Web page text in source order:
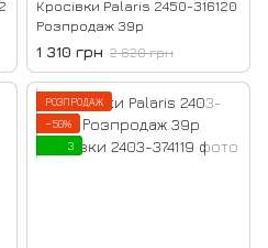
Кросівки Palaris 2450-316120
Розпродаж 39р
1 310 грн 2 620 грн
РОЗПРОДАЖ
−50%
3